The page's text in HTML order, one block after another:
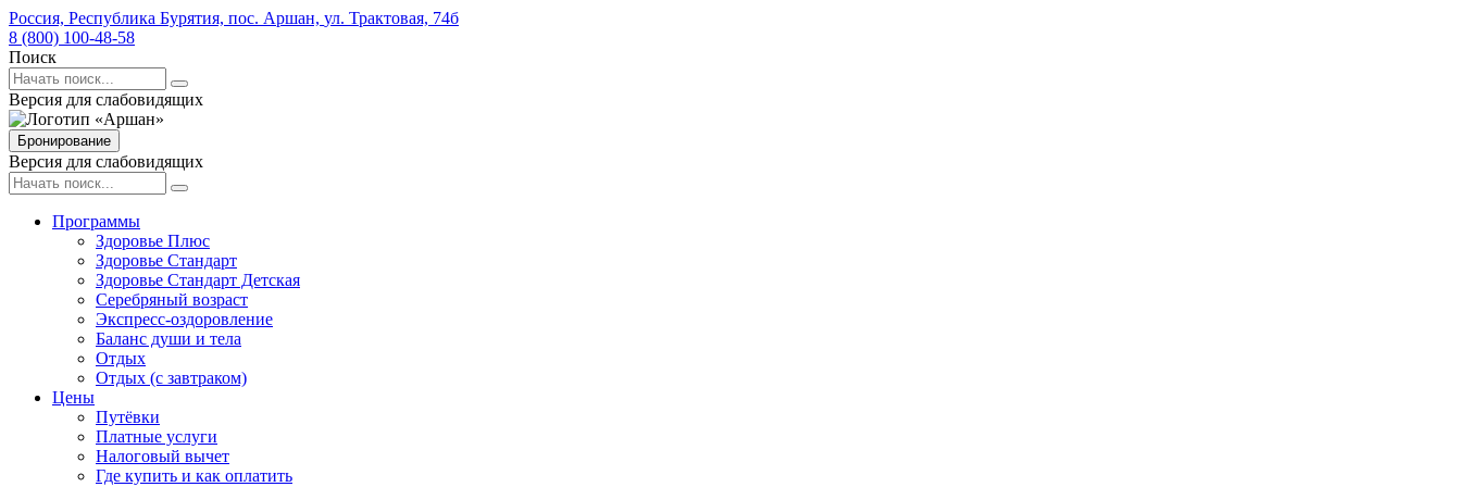
Россия, Республика Бурятия, пос. Аршан, ул. Трактовая, 74б
8 (800) 100-48-58
Поиск
Версия для слабовидящих
Бронирование
Версия для слабовидящих
Программы
Здоровье Плюс
Здоровье Стандарт
Здоровье Стандарт Детская
Серебряный возраст
Экспресс-оздоровление
Баланс души и тела
Отдых
Отдых (с завтраком)
Цены
Путёвки
Платные услуги
Налоговый вычет
Где купить и как оплатить